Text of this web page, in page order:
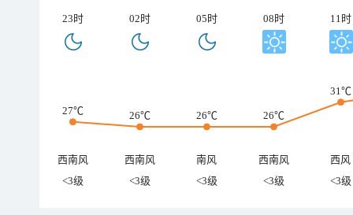
23时 02时 05时 08时 11时
27℃ 26℃ 26℃ 26℃
31℃
西南风 西南风 南风 西南风
西风
<3级
<3级 <3级 <3级 <3级